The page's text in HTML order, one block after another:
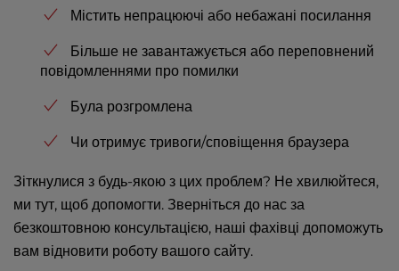
Містить непрацюючі або небажані посилання
Більше не завантажується або переповнений
повідомленнями про помилки
Була розгромлена
Чи отримує тривоги/сповіщення браузера
Зіткнулися з будь-якою з цих проблем? Не хвилюйтеся,
ми тут, щоб допомогти. Зверніться до нас за
безкоштовною консультацією, наші фахівці допоможуть
вам відновити роботу вашого сайту.